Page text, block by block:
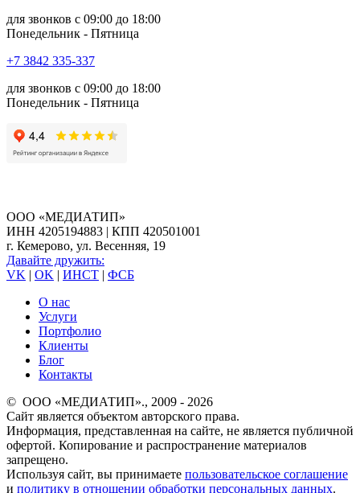
для звонков с 09:00 до 18:00
Понедельник - Пятница
+7 3842 335‑337
для звонков с 09:00 до 18:00
Понедельник - Пятница
ООО «МЕДИАТИП»
ИНН 4205194883 | КПП 420501001
г. Кемерово, ул. Весенняя, 19
Давайте дружить:
VK | OK | ИНСТ | ФСБ
О нас
Услуги
Портфолио
Клиенты
Блог
Контакты
© ООО «МЕДИАТИП»., 2009 - 2026
Сайт является объектом авторского права.
Информация, представленная на сайте, не является публичной
офертой. Копирование и распространение материалов
запрещено.
Используя сайт, вы принимаете пользовательское соглашение
и политику в отношении обработки персональных данных.